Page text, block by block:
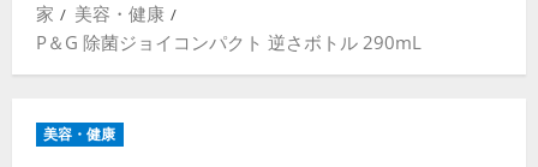
す
マ
リ
ュ
家
美容・健康
P＆G 除菌ジョイコンパクト 逆さボトル 290mL
美容・健康